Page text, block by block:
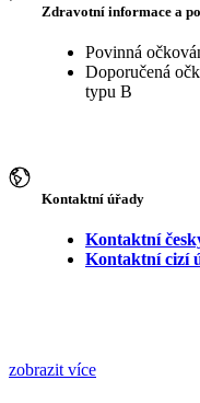
Zdravotní informace a
Povinná
Doporučená
typu B
Kontaktní úřady
Kontaktní
Kontaktní cizí
zobrazit více